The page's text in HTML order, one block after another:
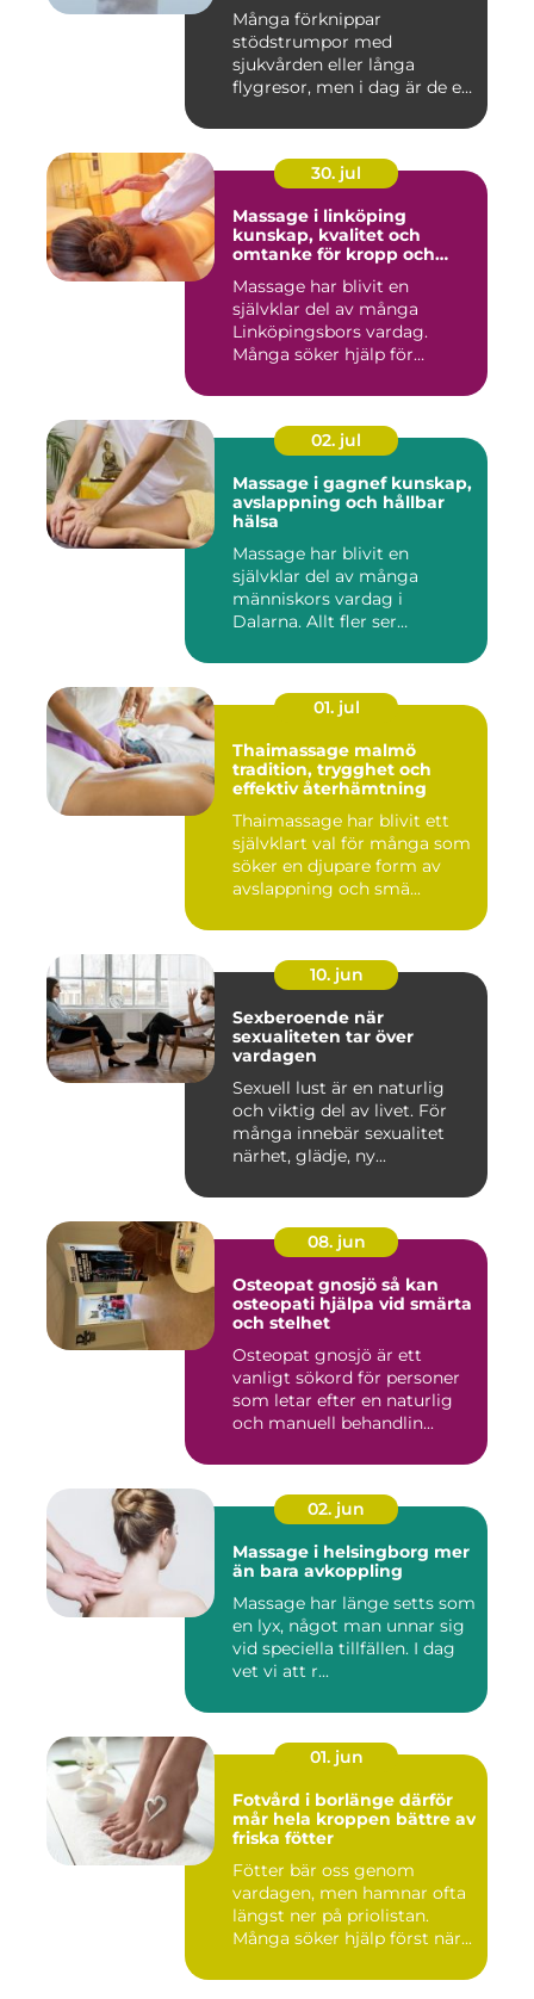
Många förknippar
stödstrumpor med
sjukvården eller långa
flygresor, men i dag är de ett
30. jul
Massage i linköping
kunskap, kvalitet och
omtanke för kropp och
Massage har blivit en
självklar del av många
Linköpingsbors vardag.
Många söker hjälp för
02. jul
Massage i gagnef kunskap,
avslappning och hållbar
hälsa
Massage har blivit en
självklar del av många
människors vardag i
Dalarna. Allt fler ser
01. jul
Thaimassage malmö
tradition, trygghet och
effektiv återhämtning
Thaimassage har blivit ett
självklart val för många som
söker en djupare form av
avslappning och smä...
10. jun
Sexberoende när
sexualiteten tar över
vardagen
Sexuell lust är en naturlig
och viktig del av livet. För
många innebär sexualitet
närhet, glädje, ny...
08. jun
Osteopat gnosjö så kan
osteopati hjälpa vid smärta
och stelhet
Osteopat gnosjö är ett
vanligt sökord för personer
som letar efter en naturlig
och manuell behandlin...
02. jun
Massage i helsingborg mer
än bara avkoppling
Massage har länge setts som
en lyx, något man unnar sig
vid speciella tillfällen. I dag
vet vi att r...
01. jun
Fotvård i borlänge därför
mår hela kroppen bättre av
friska fötter
Fötter bär oss genom
vardagen, men hamnar ofta
längst ner på priolistan.
Många söker hjälp först när...